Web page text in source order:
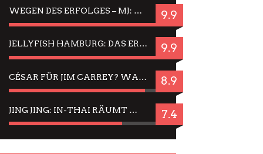
WEGEN DES ERFOLGES – MJ: MICHAEL JACKSON MUSICAL IN EINER MATINEE SEHEN 9.9
JELLYFISH HAMBURG: DAS ERFOLGREICHE SOMMER-MENÜ 2025 IN GEFÜHLEN UND BILDERN 9.9
CÉSAR FÜR JIM CARREY? WARUM DAS EINER DER NERVIGSTEN ACTORS IST UND BLEIBT 8.9
JING JING: IN-THAI RÄUMT WIEDER TITEL AB – EIN ZWEI-STUNDEN-ERLEBNISBERICHT 7.4